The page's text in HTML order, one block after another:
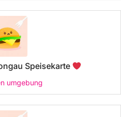
Speisekarte
umgebung